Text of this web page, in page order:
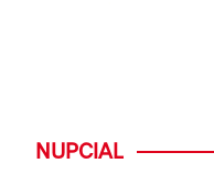
NUPCIAL